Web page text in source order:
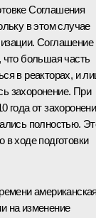
Соглашения
в этом случае
Соглашение
что большая часть
в реакторах, и
захоронение. При
года от
полностью.
в ходе подготовки
на изменение